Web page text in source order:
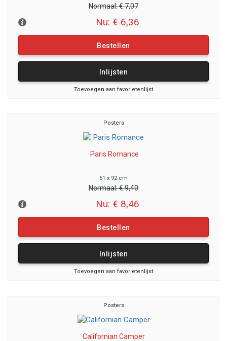
Normaal:€ 7,07
Nu: € 6,36
Bestellen
Inlijsten
Toevoegen aan favorietenlijst
Posters
Paris Romance
61 x 92 cm
Normaal:€ 9,40
Nu: € 8,46
Bestellen
Inlijsten
Toevoegen aan favorietenlijst
Posters
Californian Camper